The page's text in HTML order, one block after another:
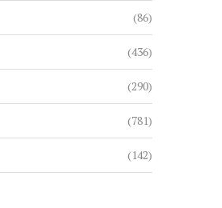
(86)
(436)
(290)
(781)
(142)